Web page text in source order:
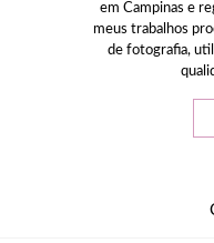
em Campinas e
meus trabalhos
de fotografia,